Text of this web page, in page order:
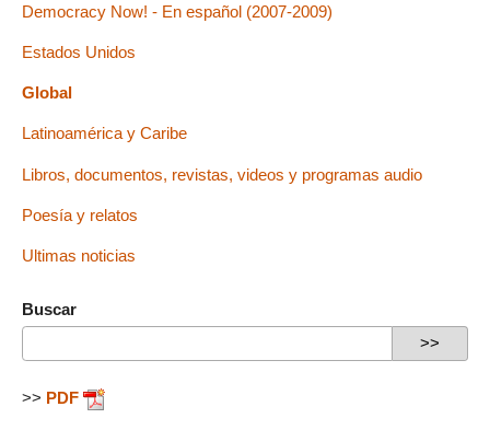
Democracy Now! - En español (2007-2009)
Estados Unidos
Global
Latinoamérica y Caribe
Libros, documentos, revistas, videos y programas audio
Poesía y relatos
Ultimas noticias
Buscar
>> PDF